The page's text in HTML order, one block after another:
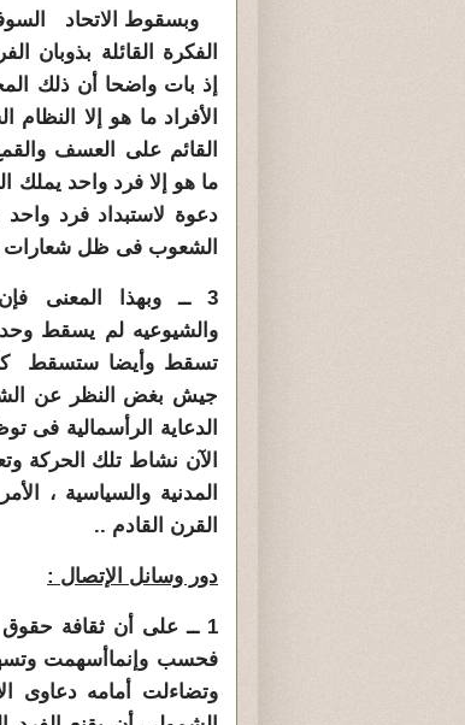
وبسقوط الاتحاد
الفكرة القائلة بذوبان
إذ بات واضحا أن ذلك
الأفراد ما هو إلا
القائم على العسف
ما هو إلا فرد واحد يملك
دعوة لاستبداد فرد
الشعوب فى ظل شعارات
3 ــ وبهذا المعنى
والشيوعيه لم يسقط
تسقط وأيضا ستسقط
جيش بغض النظر عن
الدعاية الرأسمالية فى
الآن نشاط تلك الحركة
المدنية والسياسية ،
القرن القادم ..
دور وسانل الإتصال :
1 ــ على أن ثقافة
فحسب وإنما أسهمت
وتضاءلت أمامه دعاوى